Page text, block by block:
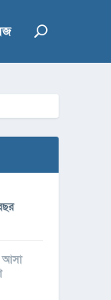
আসা